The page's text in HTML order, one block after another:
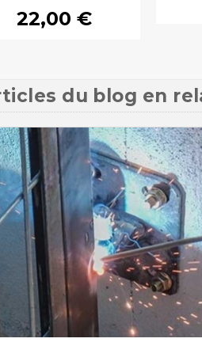
22,00 €
du blog en